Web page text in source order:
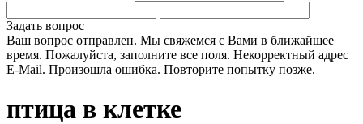
Задать вопрос
Ваш вопрос отправлен. Мы свяжемся с Вами в ближайшее
время. Пожалуйста, заполните все поля. Некорректный адрес
E-Mail. Произошла ошибка. Повторите попытку позже.
птица в клетке